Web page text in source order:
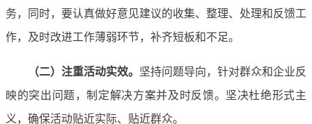
务，同时，要认真做好意见建议的收集、整理、处理和反馈工
作，及时改进工作薄弱环节，补齐短板和不足。
（二）注重活动实效。 坚持问题导向，针对群众和企业反
映的突出问题，制定解决方案并及时反馈。坚决杜绝形式主
义，确保活动贴近实际、贴近群众。